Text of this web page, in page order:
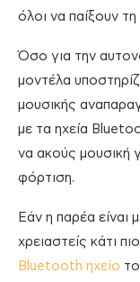
όλοι να παίξουν
Όσο για την
μοντέλα
μουσικής
με τα ηχεία
να ακούς μουσική
φόρτιση.
Εάν η παρέα είναι
χρειαστείς κάτι
Bluetooth ηχείο